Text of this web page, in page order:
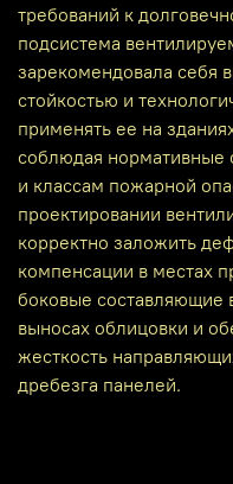
требований к
подсистема
зарекомендовала себя
стойкостью и
применять ее на
соблюдая нормативные
и классам пожарной
проектировании
корректно заложить
компенсации в местах
боковые составляющие
выносах облицовки и
жесткость
дребезга панелей.